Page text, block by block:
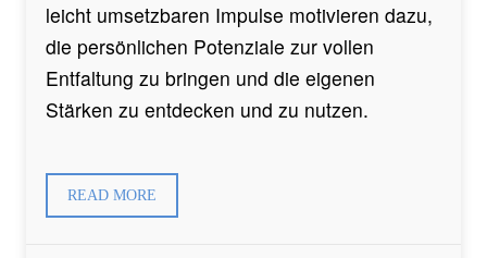
leicht umsetzbaren Impulse motivieren dazu,
die persönlichen Potenziale zur vollen
Entfaltung zu bringen und die eigenen
Stärken zu entdecken und zu nutzen.
READ MORE